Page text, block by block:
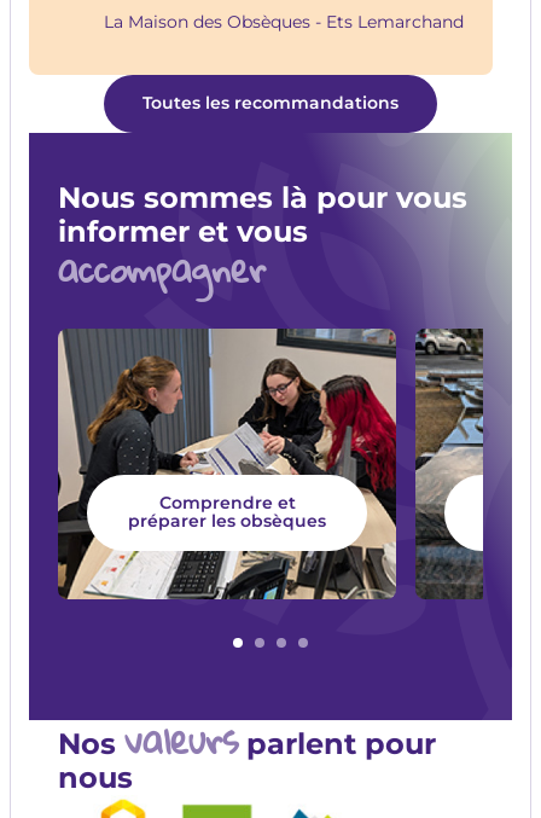
La Maison des Obsèques - Ets Lemarchand
Toutes les recommandations
Nous sommes là pour vous
informer et vous
accompagner
Comprendre et
préparer les obsèques
Nos valeursparlent pour
nous